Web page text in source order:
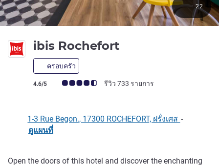
ibis Rochefort
ครอบครัว
คะแนนความคิดเห็นจากแขก (เรทติ้งบน ALL)
4.6/5 รีวิว 733 รายการ
22
1-3 Rue Begon., 17300 ROCHEFORT, ฝรั่งเศส -
ดูแผนที่
Open the doors of this hotel and discover the enchanting